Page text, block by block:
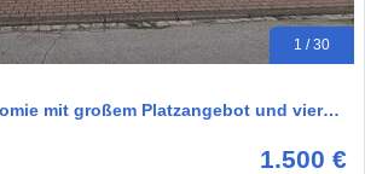
1 / 30
mit großem Platzangebot und vier…
1.500 €